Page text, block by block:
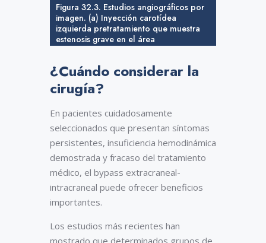
Figura 32.3. Estudios angiográficos por
imagen. (a) Inyección carotídea
izquierda pretratamiento que muestra
estenosis grave en el área
petrocavernosa de la arteria carótida
la misma zona (flecha) obtenida tras
angioplastia submáxima que mues-tra
reducción del área de estenosis y
¿Cuándo considerar la
cirugía?
En pacientes cuidadosamente
seleccionados que presentan síntomas
persistentes, insuficiencia hemodinámica
demostrada y fracaso del tratamiento
médico, el bypass extracraneal-
intracraneal puede ofrecer beneficios
importantes.
Los estudios más recientes han
mostrado que determinados grupos de